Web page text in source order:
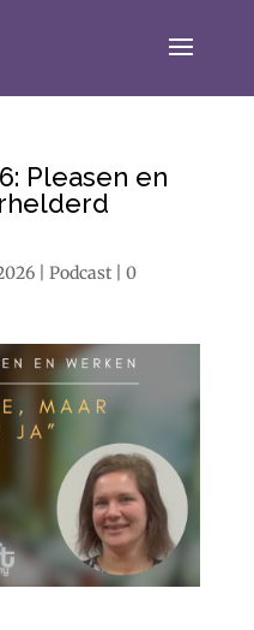
Pleasen en
| Podcast| 0